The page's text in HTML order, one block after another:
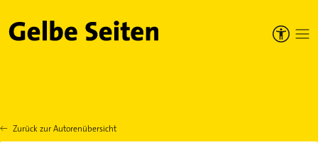
Gelbe Seiten
Zurück zur Autorenübersicht